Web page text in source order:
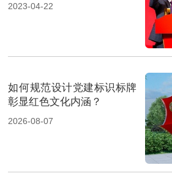
2023-04-22
如何规范设计党建标识标牌
彰显红色文化内涵？
2026-08-07